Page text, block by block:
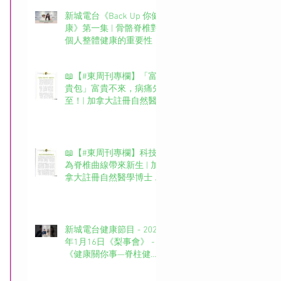
新城電台《Back Up 你健
康》第一集 | 骨骼脊椎對
個人整體健康的重要性
📖【#東周刊專欄】「富
貴包」富貴不來，病痛先
至！| 加拿大註冊自然醫
📖【#東周刊專欄】科技
為脊椎曲線帶來新生 | 加
拿大註冊自然醫學博士 #
新城電台健康節目 - 2025
年1月16日《梨事會》 -
《健康關你事—脊柱健康